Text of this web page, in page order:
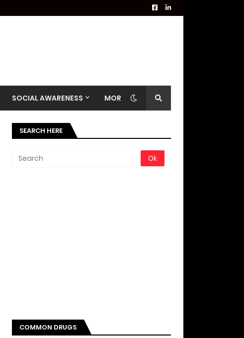
SOCIAL AWARENESS MORE
SEARCH HERE
COMMON DRUGS